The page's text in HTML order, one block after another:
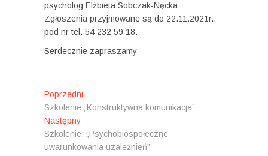
psycholog Elżbieta Sobczak-Nęcka
Zgłoszenia przyjmowane są do 22.11.2021r.,
pod nr tel. 54 232 59 18.
Serdecznie zapraszamy
N
a
w
Poprzedni
o
z
Szkolenie „Konstruktywna komunikacja”
Następny
a
s
Szkolenie: „Psychobiospołeczne
uwarunkowania uzależnień”